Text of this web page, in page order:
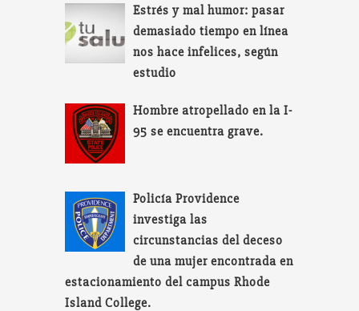
Estrés y mal humor: pasar
demasiado tiempo en línea
nos hace infelices, según
estudio
Hombre atropellado en la I-
95 se encuentra grave.
Policía Providence
investiga las
circunstancias del deceso
de una mujer encontrada en
estacionamiento del campus Rhode
Island College.